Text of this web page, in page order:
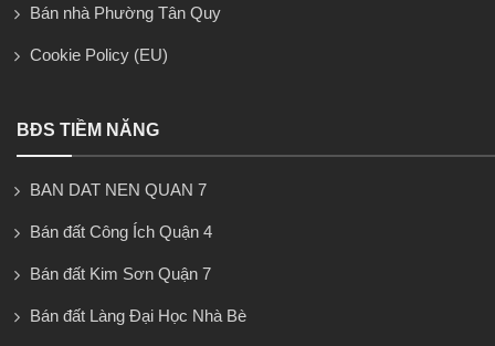
Bán nhà Phường Tân Quy
Cookie Policy (EU)
BĐS TIỀM NĂNG
BAN DAT NEN QUAN 7
Bán đất Công Ích Quận 4
Bán đất Kim Sơn Quận 7
Bán đất Làng Đại Học Nhà Bè